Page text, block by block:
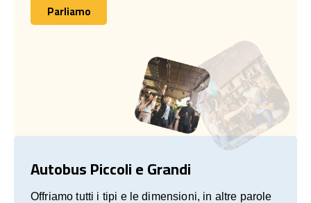
Parliamo
Parliamo
Autobus Piccoli e Grandi
Offriamo tutti i tipi e le dimensioni, in altre parole